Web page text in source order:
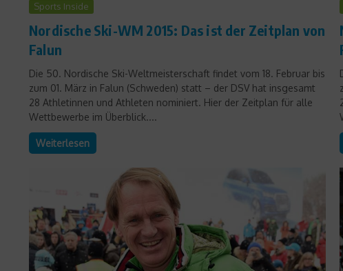
Sports Inside
Nordische Ski-WM 2015: Das ist der Zeitplan von
Falun
Die 50. Nordische Ski-Weltmeisterschaft findet vom 18. Februar bis
zum 01. März in Falun (Schweden) statt – der DSV hat insgesamt
28 Athletinnen und Athleten nominiert. Hier der Zeitplan für alle
Wettbewerbe im Überblick....
Weiterlesen